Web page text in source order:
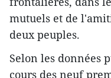
mutuels et de
deux peuples.
Selon les données
cours des neuf